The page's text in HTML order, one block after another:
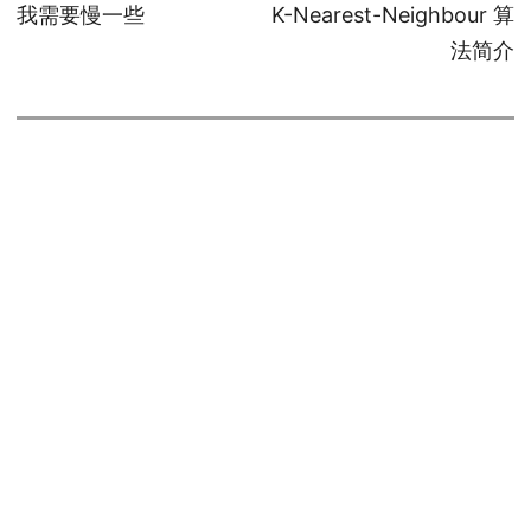
我需要慢一些
K-Nearest-Neighbour 算
法简介